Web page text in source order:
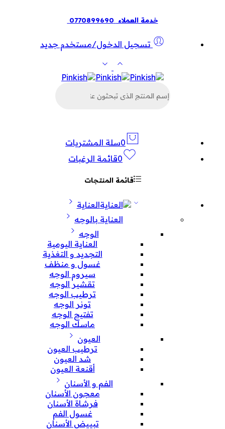
خدمة العملاء 0770899690
تسجيل الدخول/مستخدم جديد
عن
0سلة المشتريات
0قائمة الرغبات
قائمة المنتجات
العناية
العناية بالوجه
الوجه
العناية اليومية
التجديد و التغذية
غسول و منظف
سيروم الوجه
تقشير الوجه
ترطيب الوجه
تونر الوجه
تفتيح الوجه
ماسك الوجه
العيون
ترطيب العيون
شد العيون
أقنعة العيون
الفم و الأسنان
معجون الأسنان
فرشاة الأسنان
غسول الفم
تبييض الأسنان